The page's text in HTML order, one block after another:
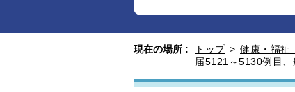
現在の場所 : トップ > 健康・福祉
届5121～5130例目